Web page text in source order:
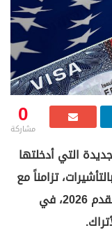
0
مشاركة
التي أدخلتها
تزامناً مع
الاستعدادات لبطولة كأس العالم لكرة القدم 2026، في